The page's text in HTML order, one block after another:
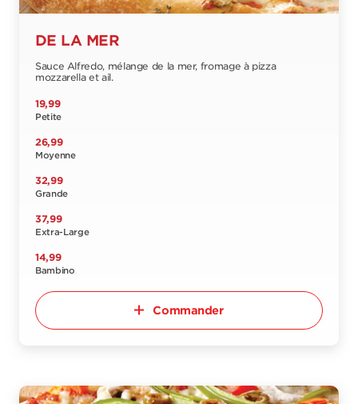
DE LA MER
Sauce Alfredo, mélange de la mer, fromage à pizza
mozzarella et ail.
19,99
Petite
26,99
Moyenne
32,99
Grande
37,99
Extra-Large
14,99
Bambino
Commander